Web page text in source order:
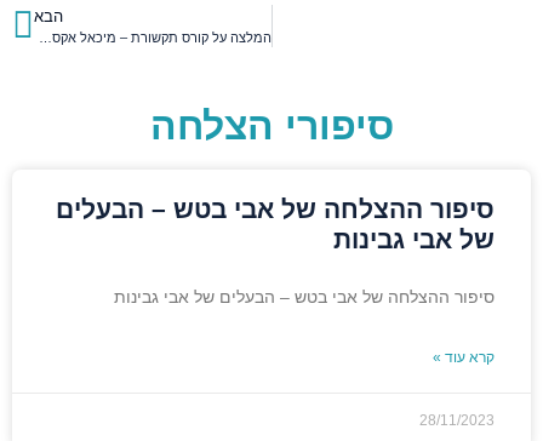
הבא
סיפורי הצלחה
סיפור ההצלחה של אבי בטש – הבעלים
של אבי גבינות
סיפור ההצלחה של אבי בטש – הבעלים של אבי גבינות
קרא עוד »
28/11/2023